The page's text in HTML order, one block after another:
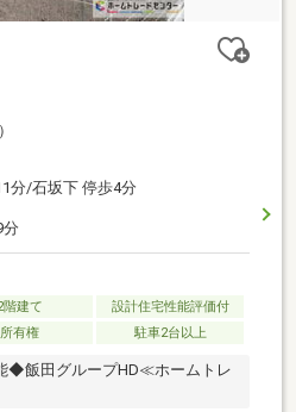
分/石坂下 停歩4分
階建て
設計住宅性能評価付
所有権 駐車2台以上
◆飯田グループHD≪ホームトレ